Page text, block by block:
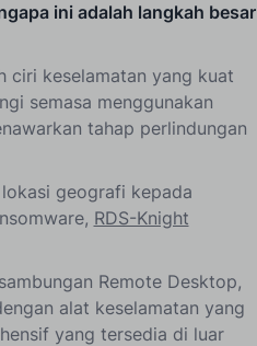
ini adalah langkah besar
ciri keselamatan yang kuat
semasa menggunakan
tahap perlindungan
geografi kepada
RDS-Knight
Remote Desktop,
alat keselamatan yang
yang tersedia di luar